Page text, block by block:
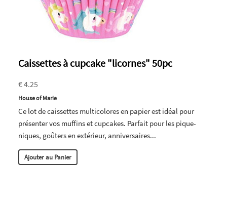
Caissettes à cupcake "licornes" 50pc
€ 4.25
House of Marie
Ce lot de caissettes multicolores en papier est idéal pour
présenter vos muffins et cupcakes. Parfait pour les pique-
niques, goûters en extérieur, anniversaires...
Ajouter au Panier